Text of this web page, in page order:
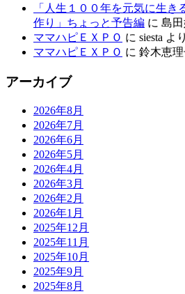
「人生１００年を元気に生
作り」ちょっと予告編 に 島
ママハピＥＸＰＯ に siesta より
ママハピＥＸＰＯ に 鈴木恵理
アーカイブ
2026年8月
2026年7月
2026年6月
2026年5月
2026年4月
2026年3月
2026年2月
2026年1月
2025年12月
2025年11月
2025年10月
2025年9月
2025年8月